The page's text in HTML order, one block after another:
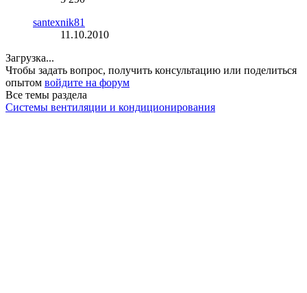
santexnik81
11.10.2010
Загрузка...
Чтобы задать вопрос, получить консультацию или поделиться
опытом войдите на форум
Все темы раздела
Системы вентиляции и кондиционирования